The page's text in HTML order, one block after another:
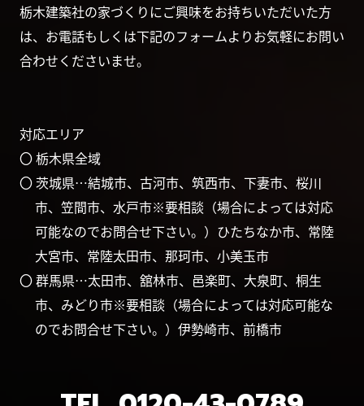
栃木建築社の家づくりにご興味をお持ちいただいた方
は、お電話もしくは下記のフォームよりお気軽にお問い
合わせくださいませ。
対応エリア
〇 栃木県全域
〇 茨城県…結城市、古河市、筑西市、下妻市、桜川
市、笠間市、水戸市※要相談（場合によっては対応
可能なのでお問合せ下さい。）ひたちなか市、常陸
大宮市、常陸太田市、那珂市、小美玉市
〇 群馬県…太田市、舘林市、邑楽町、大泉町、桐生
市、みどり市※要相談（場合によっては対応可能な
のでお問合せ下さい。）伊勢崎市、前橋市